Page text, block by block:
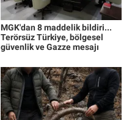
MGK'dan 8 maddelik bildiri...
Terörsüz Türkiye, bölgesel
güvenlik ve Gazze mesajı